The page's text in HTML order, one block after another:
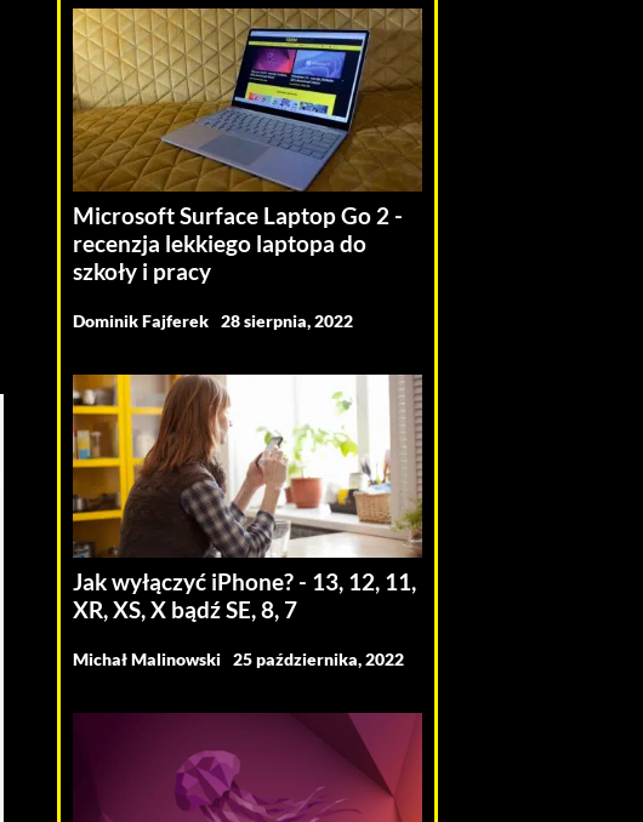
Microsoft Surface Laptop Go 2 -
recenzja lekkiego laptopa do
szkoły i pracy
Dominik Fajferek 28 sierpnia, 2022
Jak wyłączyć iPhone? - 13, 12, 11,
XR, XS, X bądź SE, 8, 7
Michał Malinowski 25 października, 2022